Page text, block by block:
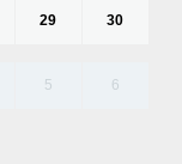
29 30
5 6